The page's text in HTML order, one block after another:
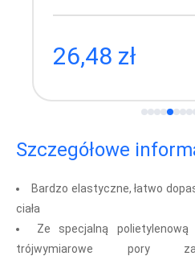
26,48 zł
Szczegółowe
Bardzo elastyczne, łatwo
ciała
Ze specjalną
trójwymiarowe pory